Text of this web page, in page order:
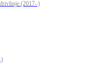
(2017–)